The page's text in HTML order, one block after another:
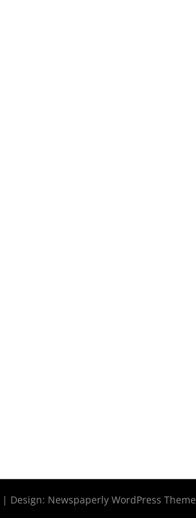
| Design: Newspaperly WordPress Theme